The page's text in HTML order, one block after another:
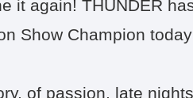
it again! THUNDER
Show Champion